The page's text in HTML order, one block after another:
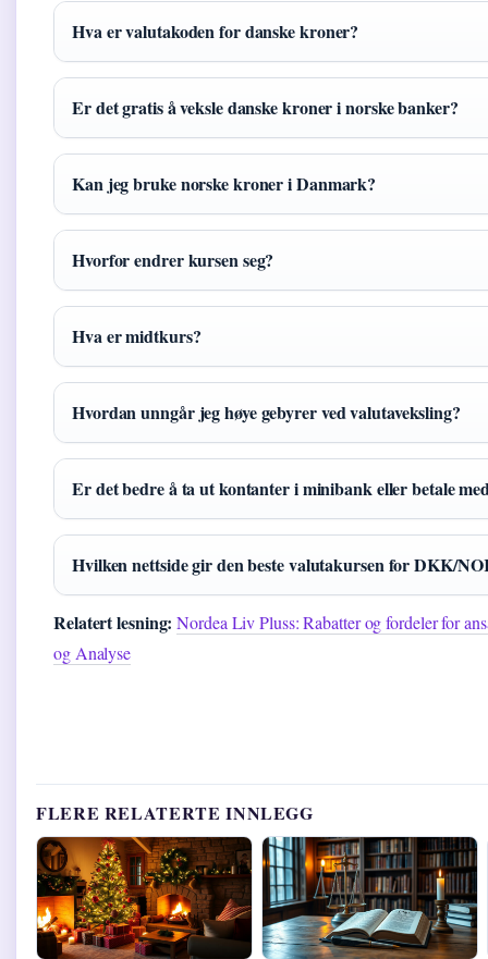
Hva er valutakoden for danske kroner?
Er det gratis å veksle danske kroner i norske banker?
Kan jeg bruke norske kroner i Danmark?
Hvorfor endrer kursen seg?
Hva er midtkurs?
Hvordan unngår jeg høye gebyrer ved valutaveksling?
Er det bedre å ta ut kontanter i minibank eller betale
Hvilken nettside gir den beste valutakursen for DKK/
Relatert lesning: Nordea Liv Pluss: Rabatter og fordeler for
og Analyse
FLERE RELATERTE INNLEGG